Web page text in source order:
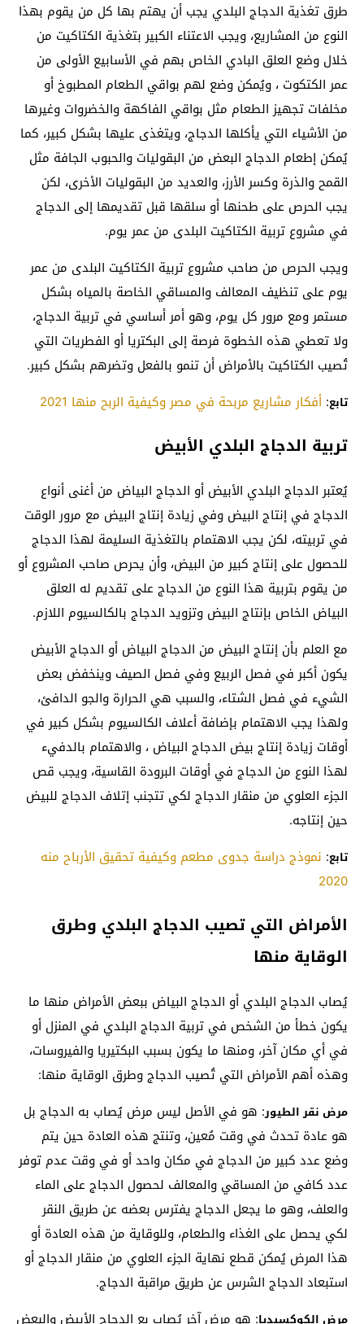
طرق تغذية الدجاج البلدي يجب أن يهتم بها كل من يقوم بهذا
النوع من المشاريع، ويجب الاعتناء الكبير بتغذية الكتاكيت من
خلال وضع العلق البادي الخاص بهم في الأسابيع الأولى من
عمر الكتكوت ، ويُمكن وضع لهم بواقي الطعام المطبوخ أو
مخلفات تجهيز الطعام مثل بواقي الفاكهة والخضروات وغيرها
من الأشياء التي يأكلها الدجاج، ويتغذى عليها بشكل كبير، كما
يُمكن إطعام الدجاج البعض من البقوليات والحبوب الجافة مثل
القمح والذرة وكسر الأرز، والعديد من البقوليات الأخرى، لكن
يجب الحرص على طحنها أو سلقها قبل تقديمها إلى الدجاج
في مشروع تربية الكتاكيت البلدى من عمر يوم.
ويجب الحرص من صاحب مشروع تربية الكتاكيت البلدى من عمر
يوم على تنظيف المعالف والمساقي الخاصة بالمياه بشكل
مستمر ومع مرور كل يوم، وهو أمر أساسي في تربية الدجاج،
ولا تعطي هذه الخطوة فرصة إلى البكتريا أو الفطريات التي
تُصيب الكتاكيت بالأمراض أن تنمو بالفعل وتضرهم بشكل كبير.
تابع: أفكار مشاريع مربحة في مصر وكيفية الربح منها 2021
تربية الدجاج البلدي الأبيض
يُعتبر الدجاج البلدي الأبيض أو الدجاج البياض من أغنى أنواع
الدجاج في إنتاج البيض وفي زيادة إنتاج البيض مع مرور الوقت
في تربيته، لكن يجب الاهتمام بالتغذية السليمة لهذا الدجاج
للحصول على إنتاج كبير من البيض، وأن يحرص صاحب المشروع أو
من يقوم بتربية هذا النوع من الدجاج على تقديم له العلق
البياض الخاص بإنتاج البيض وتزويد الدجاج بالكالسيوم اللازم.
مع العلم بأن إنتاج البيض من الدجاج البياض أو الدجاج الأبيض
يكون أكبر في فصل الربيع وفي فصل الصيف وينخفض بعض
الشيء في فصل الشتاء، والسبب هي الحرارة والجو الدافئ،
ولهذا يجب الاهتمام بإضافة أعلاف الكالسيوم بشكل كبير في
أوقات زيادة إنتاج بيض الدجاج البياض ، والاهتمام بالدفيء
لهذا النوع من الدجاج في أوقات البرودة القاسية، ويجب قص
الجزء العلوي من منقار الدجاج لكي تتجنب إتلاف الدجاج للبيض
حين إنتاجه.
تابع: نموذج دراسة جدوى مطعم وكيفية تحقيق الأرباح منه
2020
الأمراض التي تصيب الدجاج البلدي وطرق
الوقاية منها
يُصاب الدجاج البلدي أو الدجاج البياض ببعض الأمراض منها ما
يكون خطأ من الشخص في تربية الدجاج البلدي في المنزل أو
في أي مكان آخر، ومنها ما يكون بسبب البكتيريا والفيروسات،
وهذه أهم الأمراض التي تُصيب الدجاج وطرق الوقاية منها:
مرض نقر الطيور: هو في الأصل ليس مرض يُصاب به الدجاج بل
هو عادة تحدث في وقت مُعين، وتنتج هذه العادة حين يتم
وضع عدد كبير من الدجاج في مكان واحد أو في وقت عدم توفر
عدد كافي من المساقي والمعالف لحصول الدجاج على الماء
والعلف، وهو ما يجعل الدجاج يفترس بعضه عن طريق النقر
لكي يحصل على الغذاء والطعام، وللوقاية من هذه العادة أو
هذا المرض يُمكن قطع نهاية الجزء العلوي من منقار الدجاج أو
استبعاد الدجاج الشرس عن طريق مراقبة الدجاج.
مرض الكوكسيديا: هو مرض آخر يُصاب بع الدجاج الأبيض والبعض